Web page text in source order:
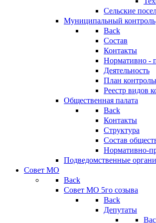
Сельские
Муниципальный контроль
Back
Состав
Контакты
Нормативно -
Деятельность
План
Реестр видов
Общественная палата
Back
Контакты
Структура
Состав
Нормативно-
Подведомственные
Совет МО
Back
Совет МО 5го созыва
Back
Депутаты